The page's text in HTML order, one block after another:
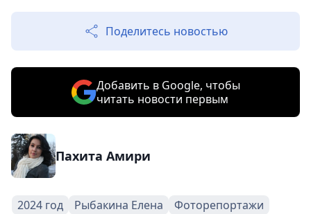
Поделитесь новостью
Добавить в Google, чтобы
читать новости первым
Пахита Амири
2024 год Рыбакина Елена Фоторепортажи